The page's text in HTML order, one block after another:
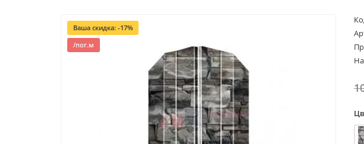
Ваша скидка: -17%
/пог.м